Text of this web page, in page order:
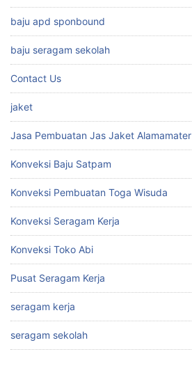
baju apd sponbound
baju seragam sekolah
Contact Us
jaket
Jasa Pembuatan Jas Jaket Alamamater
Konveksi Baju Satpam
Konveksi Pembuatan Toga Wisuda
Konveksi Seragam Kerja
Konveksi Toko Abi
Pusat Seragam Kerja
seragam kerja
seragam sekolah